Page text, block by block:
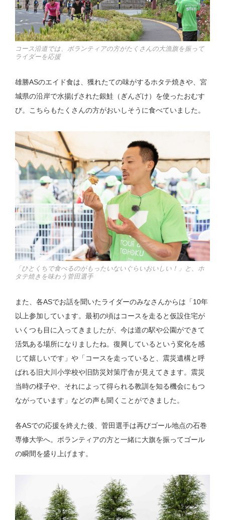
コース沿道では、ボランティアの方がたくさんの大漁旗を振って
ライダーを応援
雄勝ASのエイド食は、獲れたての味がするホタテ焼きや、宮
城県の沿岸で水揚げされた銀鮭（ぎんざけ）を使ったおむす
び。こちらもたくさんの方がおいしそうに食べていました。
「ひとくちで食べるのがもったいないぐらいおいしい！」と、ホ
タテ焼きを味わう菅田選手
また、各ASでお話を聞いたライダーのみなさんからは「10年
以上参加しています。最初の頃はコースを走ると仮設住宅が
いくつも目に入ってきましたが、今は道の駅や公園ができて
活気ある場所になりましたね。復興しているという変化を感
じて嬉しいです」や「コースを走っていると、震災遺構と呼
ばれる旧大川小学校や旧防災対策庁舎が見えてきます。震災
当時の様子や、それによって得られる教訓を知る機会にもつ
ながっています」などの声も聞くことができました。
各ASでの応援を終えた後、菅田選手は再びゴール地点の石巻
専修大学へ。ボランティアの方と一緒に大旗を振ってゴール
の瞬間を盛り上げます。